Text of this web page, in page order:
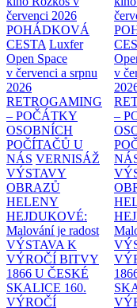
červenci 2026
POHÁDKOVÁ
CESTA Luxfer
Open Space
v červenci a srpnu
2026
RETROGAMING
– POČÁTKY
OSOBNÍCH
POČÍTAČŮ U
NÁS VERNISÁŽ
VÝSTAVY
OBRAZŮ
HELENY
HEJDUKOVÉ:
Malování je radost
VÝSTAVA K
VÝROČÍ BITVY
1866 U ČESKÉ
SKALICE 160.
VÝROČÍ
v
–